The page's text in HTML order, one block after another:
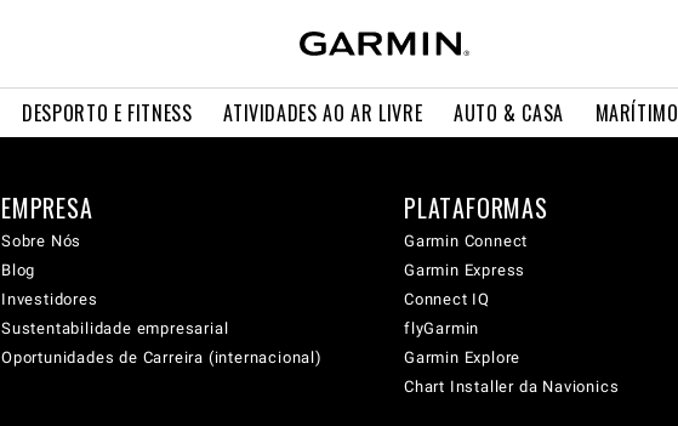
DESPORTO E FITNESS ATIVIDADES AO AR LIVRE AUTO & CASA MARÍTIMO
EMPRESA
Sobre Nós
Blog
Investidores
Sustentabilidade empresarial
Oportunidades de Carreira (internacional)
PLATAFORMAS
Garmin Connect
Garmin Express
Connect IQ
flyGarmin
Garmin Explore
Chart Installer da Navionics